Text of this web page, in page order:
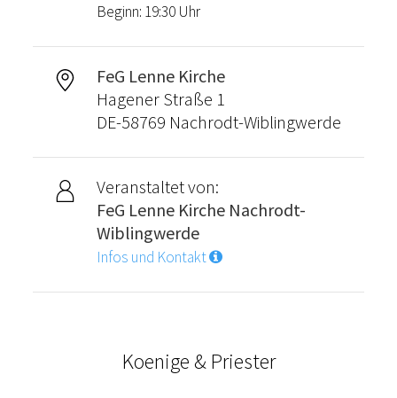
Beginn: 19:30 Uhr
FeG Lenne Kirche
Hagener Straße 1
DE-58769 Nachrodt-Wiblingwerde
Veranstaltet von:
FeG Lenne Kirche Nachrodt-
Wiblingwerde
Infos und Kontakt
Koenige & Priester